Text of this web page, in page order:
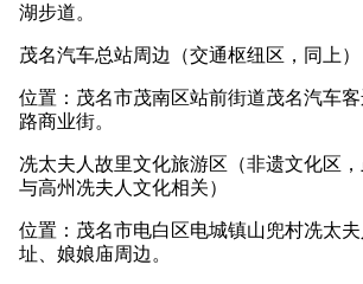
湖步道。
茂名汽车总站周边（交通枢纽区，同上）
位置：茂名市茂南区站前街道茂名汽车
路商业街。
冼太夫人故里文化旅游区（非遗文化区
与高州冼夫人文化相关）
位置：茂名市电白区电城镇山兜村冼太
址、娘娘庙周边。